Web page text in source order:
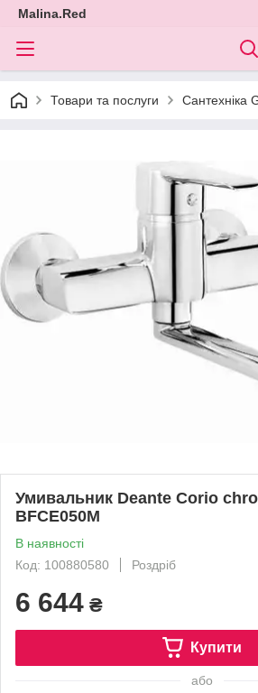
Malina.Red
Товари та послуги Сантехніка
Умивальник Deante Corio
BFCE050M
В наявності
Код: 100880580
Роздріб
6 644 ₴
Купити
або